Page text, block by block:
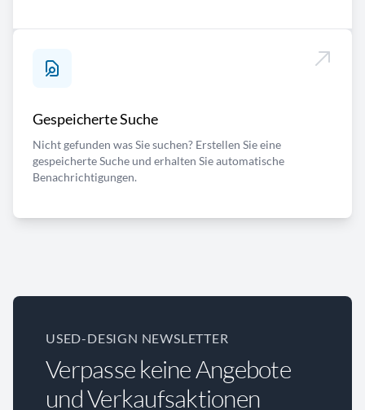
Gespeicherte Suche
Nicht gefunden was Sie suchen? Erstellen Sie eine
gespeicherte Suche und erhalten Sie automatische
Benachrichtigungen.
USED-DESIGN NEWSLETTER
Verpasse keine Angebote
und Verkaufsaktionen